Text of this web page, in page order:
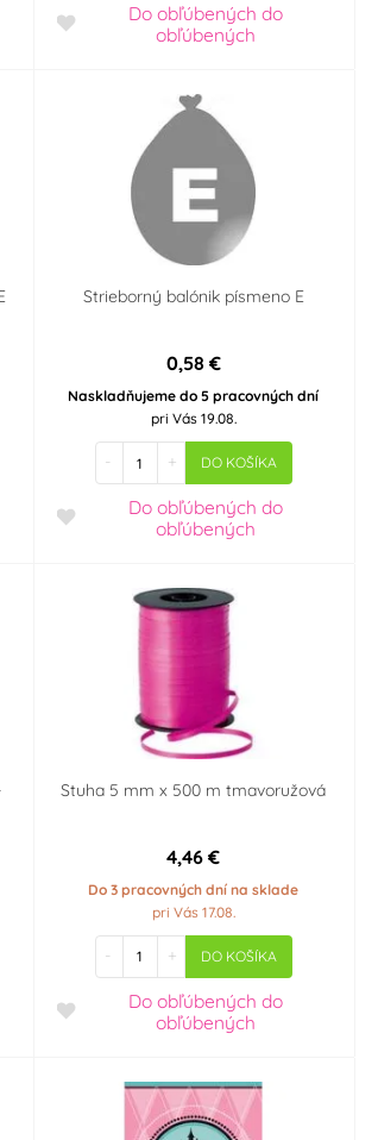
Do obľúbenýchdo
obľúbených
Strieborný balónik písmeno E
0,58 €
Naskladňujeme do 5 pracovných dní
pri Vás 19.08.
- + DO KOŠÍKA
Do obľúbenýchdo
obľúbených
Stuha 5 mm x 500 m tmavoružová
4,46 €
Do 3 pracovných dní na sklade
pri Vás 17.08.
- + DO KOŠÍKA
Do obľúbenýchdo
obľúbených